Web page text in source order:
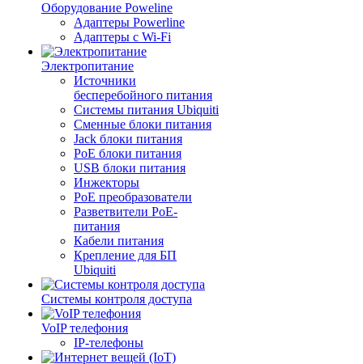
Оборудование Poweline
Адаптеры Powerline
Адаптеры с Wi-Fi
Электропитание
Источники
бесперебойного питания
Системы питания Ubiquiti
Сменные блоки питания
Jack блоки питания
PoE блоки питания
USB блоки питания
Инжекторы
PoE преобразователи
Разветвители PoE-
питания
Кабели питания
Крепление для БП
Ubiquiti
Системы контроля доступа
VoIP телефония
IP-телефоны